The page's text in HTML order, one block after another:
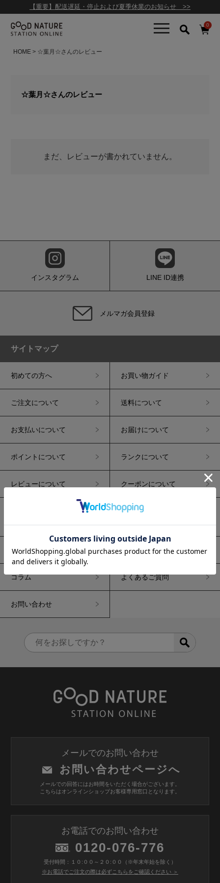
【重要】配送遅延・停止および夏季休業のお知らせ >>
0
HOME ☆葉月☆さんのレビュー
☆葉月☆さんのレビュー
まだ、レビューが書かれていません。
インスタグラム LINE ID連携
メルマガ会員登録
サイトマップ
初めての方へ お買い物ガイド
ご注文について 送料について
お支払いについて お届けについて
ポイントについて ランクについて
レビューについて クーポンについて
変更について
返品・交換について
CONCEPT GOOD NATUREとは
コラム よくあるご質問
お問い合わせ
メールでのお問い合わせ
お問い合わせページへ
メールでの回答にはお時間をいただく場合がございます。
こちらはオンラインショップお客様専用窓口となります。
お電話でのお問い合わせ
0120-076-776
受付時間：１０:００～２０:００（※年末年始を除く）
※お電話でご注文の際は必ずこちらをご確認ください ＞